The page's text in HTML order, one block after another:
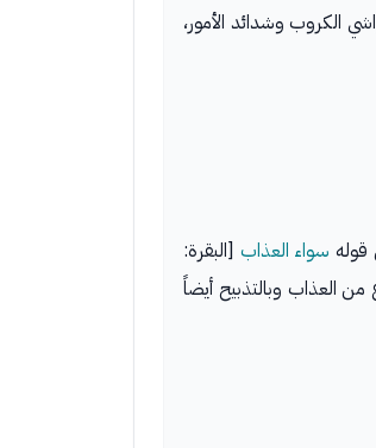
الكروب وشدائد الأمور،
قوله سواء العذاب [البقرة:
من العذاب وبالتذبيح أيضاً